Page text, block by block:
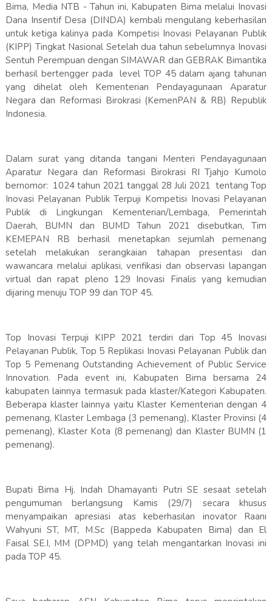
Bima, Media NTB - Tahun ini, Kabupaten Bima melalui Inovasi
Dana Insentif Desa (DINDA) kembali mengulang keberhasilan
untuk ketiga kalinya pada Kompetisi Inovasi Pelayanan Publik
(KIPP) Tingkat Nasional Setelah dua tahun sebelumnya Inovasi
Sentuh Perempuan dengan SIMAWAR dan GEBRAK Bimantika
berhasil bertengger pada level TOP 45 dalam ajang tahunan
yang dihelat oleh Kementerian Pendayagunaan Aparatur
Negara dan Reformasi Birokrasi (KemenPAN & RB) Republik
Indonesia.
Dalam surat yang ditanda tangani Menteri Pendayagunaan
Aparatur Negara dan Reformasi Birokrasi RI Tjahjo Kumolo
bernomor: 1024 tahun 2021 tanggal 28 Juli 2021 tentang Top
Inovasi Pelayanan Publik Terpuji Kompetisi Inovasi Pelayanan
Publik di Lingkungan Kementerian/Lembaga, Pemerintah
Daerah, BUMN dan BUMD Tahun 2021 disebutkan, Tim
KEMEPAN RB berhasil menetapkan sejumlah pemenang
setelah melakukan serangkaian tahapan presentasi dan
wawancara melalui aplikasi, verifikasi dan observasi lapangan
virtual dan rapat pleno 129 Inovasi Finalis yang kemudian
dijaring menuju TOP 99 dan TOP 45.
Top Inovasi Terpuji KIPP 2021 terdiri dari Top 45 Inovasi
Pelayanan Publik, Top 5 Replikasi Inovasi Pelayanan Publik dan
Top 5 Pemenang Outstanding Achievement of Public Service
Innovation. Pada event ini, Kabupaten Bima bersama 24
kabupaten lainnya termasuk pada klaster/Kategori Kabupaten.
Beberapa klaster lainnya yaitu Klaster Kementerian dengan 4
pemenang, Klaster Lembaga (3 pemenang), Klaster Provinsi (4
pemenang), Klaster Kota (8 pemenang) dan Klaster BUMN (1
pemenang).
Bupati Bima Hj. Indah Dhamayanti Putri SE sesaat setelah
pengumuman berlangsung Kamis (29/7) secara khusus
menyampaikan apresiasi atas keberhasilan inovator Raani
Wahyuni ST, MT, M.Sc (Bappeda Kabupaten Bima) dan El
Faisal SE.I, MM (DPMD) yang telah mengantarkan Inovasi ini
pada TOP 45.